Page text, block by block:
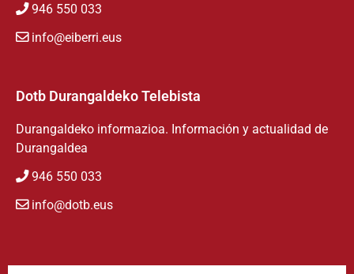
946 550 033
info@eiberri.eus
Dotb Durangaldeko Telebista
Durangaldeko informazioa. Información y actualidad de
Durangaldea
946 550 033
info@dotb.eus